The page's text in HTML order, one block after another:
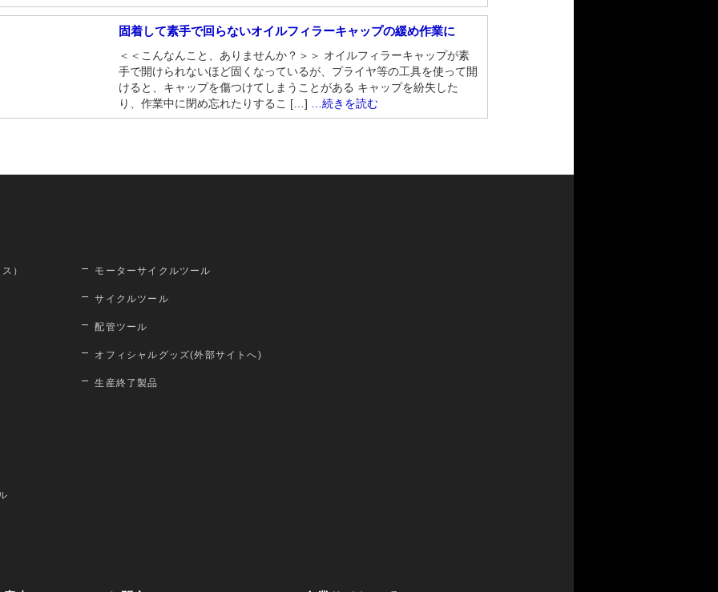
固着して素手で回らないオイルフィラーキャップの緩め作業に
＜＜こんなんこと、ありませんか？＞＞ オイルフィラーキャップが素
手で開けられないほど固くなっているが、プライヤ等の工具を使って開
けると、キャップを傷つけてしまうことがある キャップを紛失した
り、作業中に閉め忘れたりするこ […] …続きを読む
） モーターサイクルツール
サイクルツール
配管ツール
オフィシャルグッズ(外部サイトへ)
生産終了製品